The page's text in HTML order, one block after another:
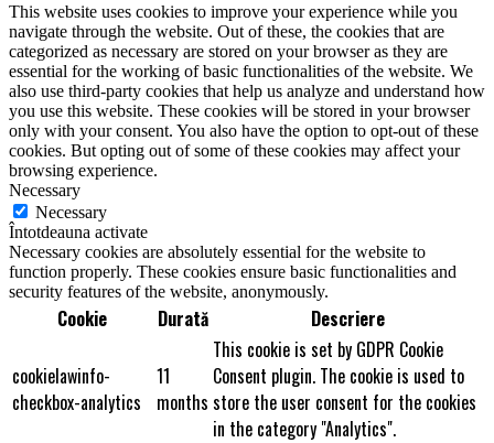
This website uses cookies to improve your experience while you
navigate through the website. Out of these, the cookies that are
categorized as necessary are stored on your browser as they are
essential for the working of basic functionalities of the website. We
also use third-party cookies that help us analyze and understand how
you use this website. These cookies will be stored in your browser
only with your consent. You also have the option to opt-out of these
cookies. But opting out of some of these cookies may affect your
browsing experience.
Necessary
Necessary
Întotdeauna activate
Necessary cookies are absolutely essential for the website to
function properly. These cookies ensure basic functionalities and
security features of the website, anonymously.
Cookie Durată Descriere
cookielawinfo-
checkbox-analytics
11
months
This cookie is set by GDPR Cookie
Consent plugin. The cookie is used to
store the user consent for the cookies
in the category "Analytics".